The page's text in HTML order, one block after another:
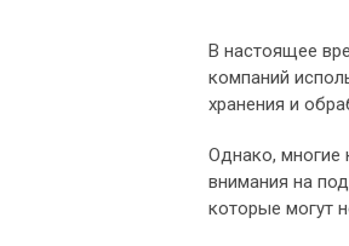
В настоящее
компаний
хранения и
Однако, многие
внимания на
которые могут